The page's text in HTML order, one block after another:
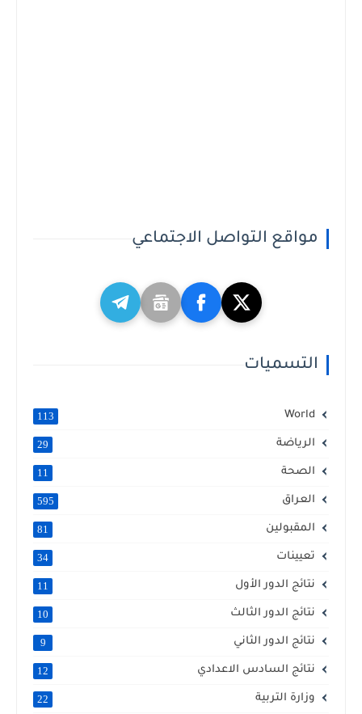
مواقع التواصل الاجتماعي
التسميات
World
113
الرياضة 29
الصحة 11
العراق 595
المقبولين 81
تعيينات 34
نتائج الدور الأول 11
نتائج الدور الثالث 10
نتائج الدور الثاني 9
نتائج السادس الاعدادي 12
وزارة التربية 22